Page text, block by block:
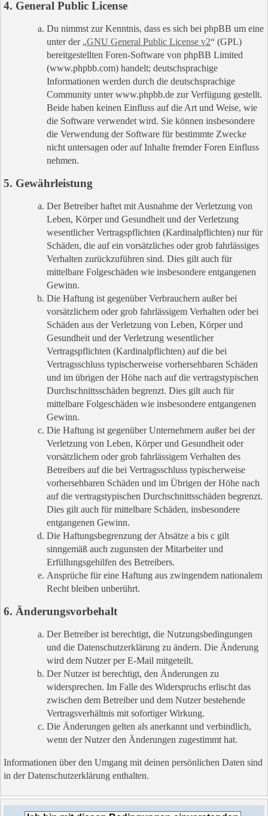
4. General Public License
Du nimmst zur Kenntnis, dass es sich bei phpBB um eine
unter der „GNU General Public License v2“ (GPL)
bereitgestellten Foren-Software von phpBB Limited
(www.phpbb.com) handelt; deutschsprachige
Informationen werden durch die deutschsprachige
Community unter www.phpbb.de zur Verfügung gestellt.
Beide haben keinen Einfluss auf die Art und Weise, wie
die Software verwendet wird. Sie können insbesondere
die Verwendung der Software für bestimmte Zwecke
nicht untersagen oder auf Inhalte fremder Foren Einfluss
nehmen.
5. Gewährleistung
Der Betreiber haftet mit Ausnahme der Verletzung von
Leben, Körper und Gesundheit und der Verletzung
wesentlicher Vertragspflichten (Kardinalpflichten) nur für
Schäden, die auf ein vorsätzliches oder grob fahrlässiges
Verhalten zurückzuführen sind. Dies gilt auch für
mittelbare Folgeschäden wie insbesondere entgangenen
Gewinn.
Die Haftung ist gegenüber Verbrauchern außer bei
vorsätzlichem oder grob fahrlässigem Verhalten oder bei
Schäden aus der Verletzung von Leben, Körper und
Gesundheit und der Verletzung wesentlicher
Vertragspflichten (Kardinalpflichten) auf die bei
Vertragsschluss typischerweise vorhersehbaren Schäden
und im übrigen der Höhe nach auf die vertragstypischen
Durchschnittsschäden begrenzt. Dies gilt auch für
mittelbare Folgeschäden wie insbesondere entgangenen
Gewinn.
Die Haftung ist gegenüber Unternehmern außer bei der
Verletzung von Leben, Körper und Gesundheit oder
vorsätzlichem oder grob fahrlässigem Verhalten des
Betreibers auf die bei Vertragsschluss typischerweise
vorhersehbaren Schäden und im Übrigen der Höhe nach
auf die vertragstypischen Durchschnittsschäden begrenzt.
Dies gilt auch für mittelbare Schäden, insbesondere
entgangenen Gewinn.
Die Haftungsbegrenzung der Absätze a bis c gilt
sinngemäß auch zugunsten der Mitarbeiter und
Erfüllungsgehilfen des Betreibers.
Ansprüche für eine Haftung aus zwingendem nationalem
Recht bleiben unberührt.
6. Änderungsvorbehalt
Der Betreiber ist berechtigt, die Nutzungsbedingungen
und die Datenschutzerklärung zu ändern. Die Änderung
wird dem Nutzer per E-Mail mitgeteilt.
Der Nutzer ist berechtigt, den Änderungen zu
widersprechen. Im Falle des Widerspruchs erlischt das
zwischen dem Betreiber und dem Nutzer bestehende
Vertragsverhältnis mit sofortiger Wirkung.
Die Änderungen gelten als anerkannt und verbindlich,
wenn der Nutzer den Änderungen zugestimmt hat.
Informationen über den Umgang mit deinen persönlichen Daten sind
in der Datenschutzerklärung enthalten.